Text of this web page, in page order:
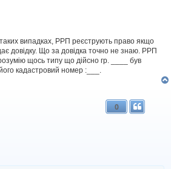
випадках, РРП реєструють право якщо
довідку. Що за довідка точно не знаю. РРП
щось типу що дійсно гр. ____ був
кадастровий номер :___.
0